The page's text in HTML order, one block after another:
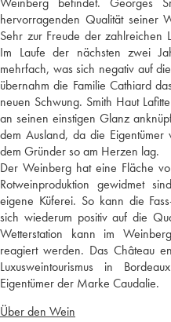
hervorragenden Qualität seiner
Sehr zur Freude der zahlreichen
Im Laufe der nächsten zwei
mehrfach, was sich negativ auf
übernahm die Familie Cathiard
neuen Schwung. Smith Haut
an seinen einstigen Glanz
dem Ausland, da die
dem Gründer so am Herzen lag.
Der Weinberg hat eine Fläche
Rotweinproduktion gewidmet
eigene Küferei. So kann die
sich wiederum positiv auf die
Wetterstation kann im
reagiert werden. Das Château
Luxusweintourismus in
Eigentümer der Marke Caudalie.
Über den Wein